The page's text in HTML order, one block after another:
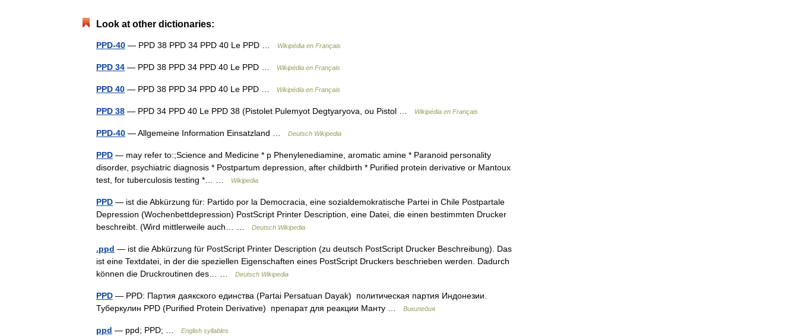
Look at other dictionaries:
PPD-40 — PPD 38 PPD 34 PPD 40 Le PPD … Wikipédia en Français
PPD 34 — PPD 38 PPD 34 PPD 40 Le PPD … Wikipédia en Français
PPD 40 — PPD 38 PPD 34 PPD 40 Le PPD … Wikipédia en Français
PPD 38 — PPD 34 PPD 40 Le PPD 38 (Pistolet Pulemyot Degtyaryova, ou Pistol … Wikipédia en Français
PPD-40 — Allgemeine Information Einsatzland … Deutsch Wikipedia
PPD — may refer to:;Science and Medicine * p Phenylenediamine, aromatic amine * Paranoid personality
disorder, psychiatric diagnosis * Postpartum depression, after childbirth * Purified protein derivative or Mantoux
test, for tuberculosis testing *… …
Wikipedia
PPD — ist die Abkürzung für: Partido por la Democracia, eine sozialdemokratische Partei in Chile Postpartale
Depression (Wochenbettdepression) PostScript Printer Description, eine Datei, die einen bestimmten Drucker
beschreibt. (Wird mittlerweile auch… …
Deutsch Wikipedia
.ppd — ist die Abkürzung für PostScript Printer Description (zu deutsch PostScript Drucker Beschreibung). Das
ist eine Textdatei, in der die speziellen Eigenschaften eines PostScript Druckers beschrieben werden. Dadurch
können die Druckroutinen des… …
Deutsch Wikipedia
PPD — PPD: Партия даякского единства (Partai Persatuan Dayak) политическая партия Индонезии.
Туберкулин PPD (Purified Protein Derivative) препарат для реакции Манту …
Википедия
ppd — ppd; PPD; … English syllables